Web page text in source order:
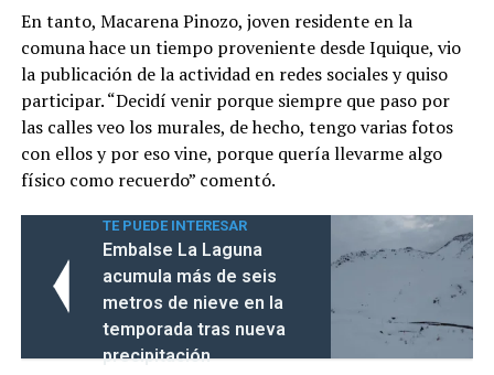
En tanto, Macarena Pinozo, joven residente en la
comuna hace un tiempo proveniente desde Iquique, vio
la publicación de la actividad en redes sociales y quiso
participar. “Decidí venir porque siempre que paso por
las calles veo los murales, de hecho, tengo varias fotos
con ellos y por eso vine, porque quería llevarme algo
físico como recuerdo” comentó.
TE PUEDE INTERESAR
Embalse La Laguna
acumula más de seis
metros de nieve en la
temporada tras nueva
precipitación